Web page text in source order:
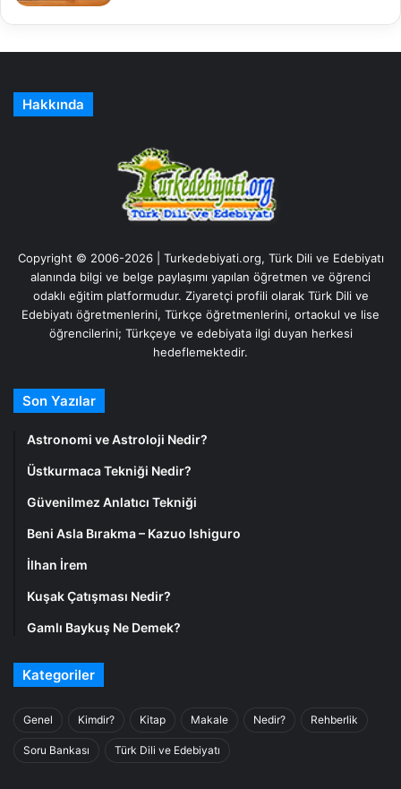
Hakkında
Copyright © 2006-2026 | Turkedebiyati.org, Türk Dili ve Edebiyatı
alanında bilgi ve belge paylaşımı yapılan öğretmen ve öğrenci
odaklı eğitim platformudur. Ziyaretçi profili olarak Türk Dili ve
Edebiyatı öğretmenlerini, Türkçe öğretmenlerini, ortaokul ve lise
öğrencilerini; Türkçeye ve edebiyata ilgi duyan herkesi
hedeflemektedir.
Son Yazılar
Astronomi ve Astroloji Nedir?
Üstkurmaca Tekniği Nedir?
Güvenilmez Anlatıcı Tekniği
Beni Asla Bırakma – Kazuo Ishiguro
İlhan İrem
Kuşak Çatışması Nedir?
Gamlı Baykuş Ne Demek?
Kategoriler
Genel Kimdir? Kitap Makale Nedir? Rehberlik
Soru Bankası Türk Dili ve Edebiyatı